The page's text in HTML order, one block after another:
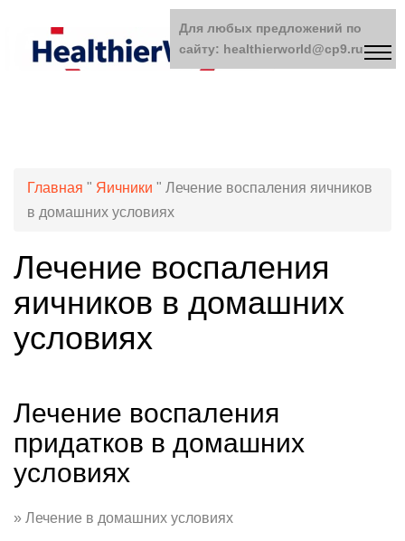
Главная " Яичники " Лечение воспаления яичников
в домашних условиях
Лечение воспаления
яичников в домашних
условиях
Лечение воспаления
придатков в домашних
условиях
» Лечение в домашних условиях
Для любых предложений по
сайту: healthierworld@cp9.ru